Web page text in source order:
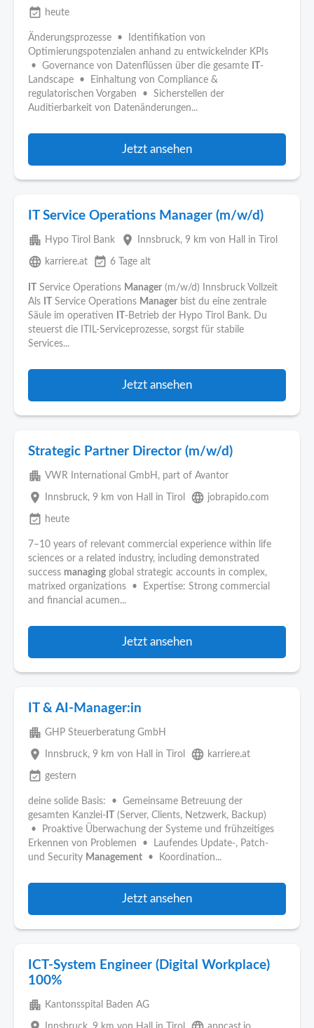
event_available heute
Änderungsprozesse • Identifikation von
Optimierungspotenzialen anhand zu entwickelnder KPIs
• Governance von Datenflüssen über die gesamte
-
Landscape • Einhaltung von Compliance &
regulatorischen Vorgaben • Sicherstellen der
Auditierbarkeit von Datenänderungen...
Jetzt ansehen
IT Service Operations Manager (m/w/d)
apartment Hypo Tirol Bank place Innsbruck, 9 km von Hall in Tirol
language karriere.at event_available 6 Tage alt
Service Operations Manager (m/w/d) Innsbruck Vollzeit
Als
Service Operations Manager bist du eine zentrale
Säule im operativen
-Betrieb der Hypo Tirol Bank. Du
steuerst die ITIL-Serviceprozesse, sorgst für stabile
Services...
Jetzt ansehen
Strategic Partner Director (m/w/d)
apartment VWR International GmbH, part of Avantor
place Innsbruck, 9 km von Hall in Tirol language jobrapido.com
event_available heute
7–10 years of relevant commercial experience within life
sciences or a related industry, including demonstrated
success managing global strategic accounts in complex,
matrixed organizations • Expertise: Strong commercial
and financial acumen...
Jetzt ansehen
IT & AI-Manager:in
apartment GHP Steuerberatung GmbH
place Innsbruck, 9 km von Hall in Tirol language karriere.at
event_available gestern
deine solide Basis: • Gemeinsame Betreuung der
gesamten Kanzlei-
(Server, Clients, Netzwerk, Backup)
• Proaktive Überwachung der Systeme und frühzeitiges
Erkennen von Problemen • Laufendes Update-, Patch-
und Security Management • Koordination...
Jetzt ansehen
ICT-System Engineer (Digital Workplace)
100%
apartment Kantonsspital Baden AG